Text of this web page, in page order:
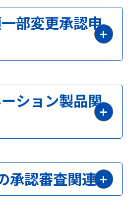
部変更承認申
ション製品関
承認審査関連